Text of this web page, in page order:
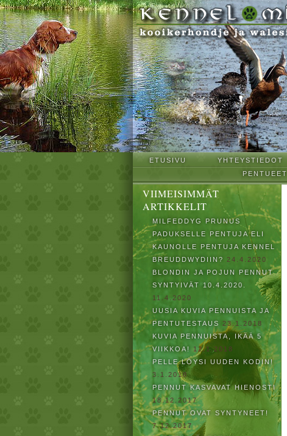
ETUSIVU YHTEYSTIEDOT
PENTUEET
VIIMEISIMMÄT
ARTIKKELIT
MILFEDDYG PRUNUS
PADUKSELLE PENTUJA ELI
KAUNOLLE PENTUJA KENNEL
BREUDDWYDIIN?
24.4.2020
BLONDIN JA POJUN PENNUT
SYNTYIVÄT 10.4.2020.
11.4.2020
UUSIA KUVIA PENNUISTA JA
PENTUTESTAUS
23.1.2018
KUVIA PENNUISTA, IKÄÄ 5
VIIKKOA!
12.1.2018
PELLE LÖYSI UUDEN KODIN!
3.1.2018
PENNUT KASVAVAT HIENOSTI
18.12.2017
PENNUT OVAT SYNTYNEET!
7.12.2017